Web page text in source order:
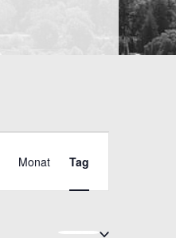
Monat Tag